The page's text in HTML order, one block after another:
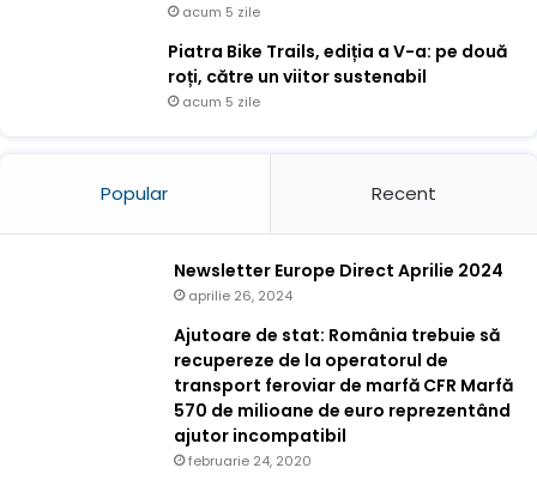
acum 5 zile
Piatra Bike Trails, ediția a V-a: pe două
roți, către un viitor sustenabil
acum 5 zile
Popular Recent
Newsletter Europe Direct Aprilie 2024
aprilie 26, 2024
Ajutoare de stat: România trebuie să
recupereze de la operatorul de
transport feroviar de marfă CFR Marfă
570 de milioane de euro reprezentând
ajutor incompatibil
februarie 24, 2020